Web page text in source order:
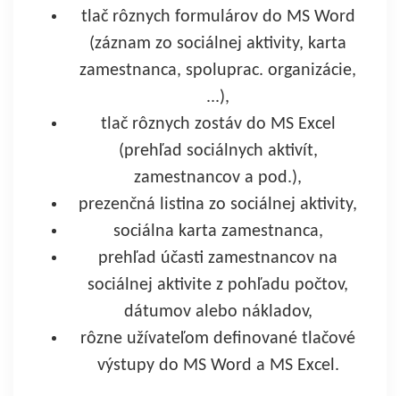
tlač rôznych formulárov do MS Word
(záznam zo sociálnej aktivity, karta
zamestnanca, spoluprac. organizácie,
...),
tlač rôznych zostáv do MS Excel
(prehľad sociálnych aktivít,
zamestnancov a pod.),
prezenčná listina zo sociálnej aktivity,
sociálna karta zamestnanca,
prehľad účasti zamestnancov na
sociálnej aktivite z pohľadu počtov,
dátumov alebo nákladov,
rôzne užívateľom definované tlačové
výstupy do MS Word a MS Excel.